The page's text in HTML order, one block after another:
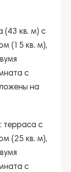
(43 кв. м) с
(15 кв. м),
с
на
терраса с
(25 кв. м),
с